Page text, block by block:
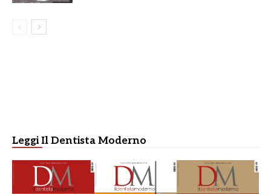
Leggi Il Dentista Moderno